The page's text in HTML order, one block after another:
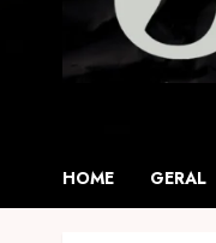
HOME GERAL